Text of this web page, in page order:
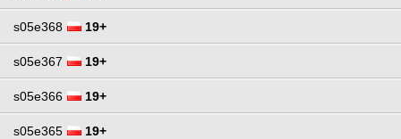
s05e368 19+
s05e367 19+
s05e366 19+
s05e365 19+